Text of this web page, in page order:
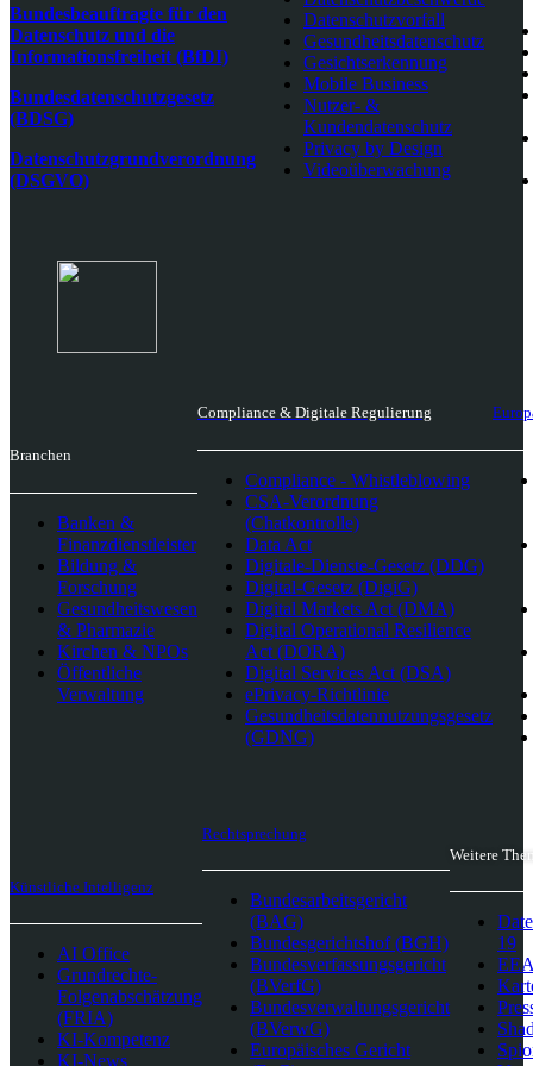
Bundesbeauftragte für den
Datenschutz und die
Informationsfreiheit (BfDI)
Bundesdatenschutzgesetz
(BDSG)
Datenschutzgrundverordnung
(DSGVO)
Datenschutzvorfall
Gesundheitsdatenschutz
Gesichtserkennung
Mobile Business
Nutzer- &
Kundendatenschutz
Privacy by Design
Videoüberwachung
Branchen
Banken &
Finanzdienstleister
Bildung &
Forschung
Gesundheitswesen
& Pharmazie
Kirchen & NPOs
Öffentliche
Verwaltung
Compliance & Digitale Regulierung
Compliance - Whistleblowing
CSA-Verordnung
(Chatkontrolle)
Data Act
Digitale-Dienste-Gesetz (DDG)
Digital-Gesetz (DigiG)
Digital Markets Act (DMA)
Digital Operational Resilience
Act (DORA)
Digital Services Act (DSA)
ePrivacy-Richtlinie
Gesundheitsdatennutzungsgesetz
(GDNG)
Künstliche Intelligenz
AI Office
Grundrechte-
Folgenabschätzung
(FRIA)
KI-Kompetenz
KI-News
Rechtsprechung
Bundesarbeitsgericht
(BAG)
Bundesgerichtshof (BGH)
Bundesverfassungsgericht
(BVerfG)
Bundesverwaltungsgericht
(BVerwG)
Europäisches Gericht
Weitere
19